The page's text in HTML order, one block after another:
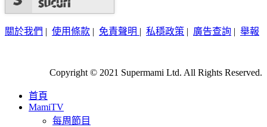
關於我們 | 使用條款 | 免責聲明 | 私穩政策 | 廣告查詢 | 舉報
Copyright © 2021 Supermami Ltd. All Rights Reserved.
首頁
MamiTV
每周節目